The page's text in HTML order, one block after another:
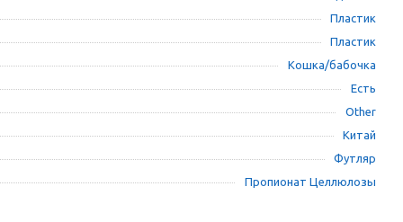
Пластик
Пластик
Кошка/бабочка
Есть
Other
Китай
Футляр
Пропионат Целлюлозы